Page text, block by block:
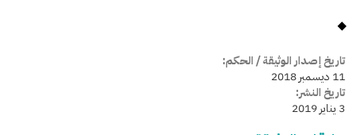
تاريخ إصدار الوثيقة / الحكم:
11 ديسمبر 2018
تاريخ النشر:
3 يناير 2019